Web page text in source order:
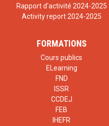
Rapport d'activité 2024-2025
Activity report 2024-2025
FORMATIONS
Cours publics
ELearning
FND
ISSR
CCDEJ
FEB
IHEFR